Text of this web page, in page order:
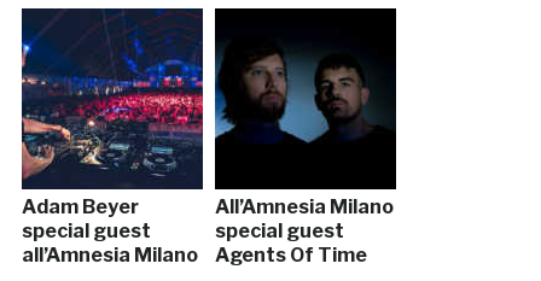
Adam Beyer
special guest
all’Amnesia Milano
All’Amnesia Milano
special guest
Agents Of Time